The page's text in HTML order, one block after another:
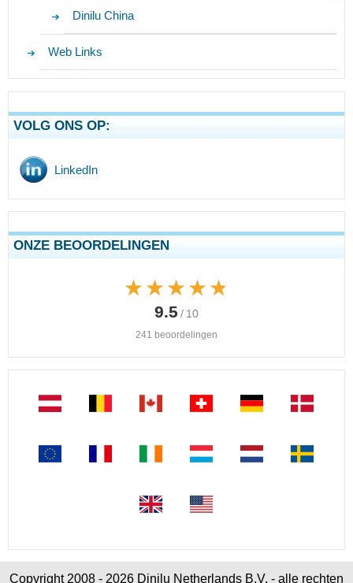
Dinilu China
Web Links
VOLG ONS OP:
LinkedIn
ONZE BEOORDELINGEN
★★★★★
★★★★★
9.5 / 10
241 beoordelingen
Copyright 2008 - 2026 Dinilu Netherlands B.V. - alle rechten